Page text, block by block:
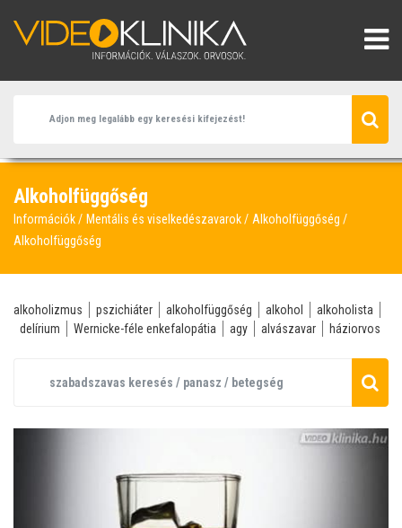
Alkoholfüggőség
Információk Mentális és viselkedészavarok
Alkoholfüggőség
Alkoholfüggőség
alkoholizmus pszichiáter alkoholfüggőség alkohol
alkoholista
delírium
Wernicke-féle enkefalopátia agy alvászavar háziorvos